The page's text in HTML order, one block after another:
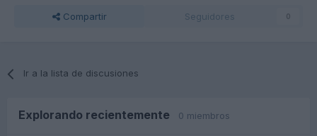
Compartir Seguidores 0
Ir a la lista de discusiones
Explorando recientemente 0 miembros